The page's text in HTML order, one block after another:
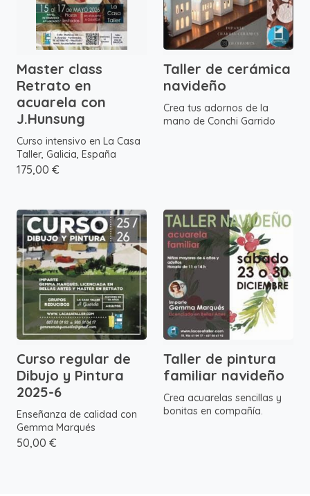
Master class
Retrato en
acuarela con
J.Hunsung
Curso intensivo en La Casa
Taller, Galicia, España
175,00 €
Taller de cerámica
navideño
Crea tus adornos de la
mano de Conchi Garrido
Curso regular de
Dibujo y Pintura
2025-6
Enseñanza de calidad con
Gemma Marqués
50,00 €
Taller de pintura
familiar navideño
Crea acuarelas sencillas y
bonitas en compañía.